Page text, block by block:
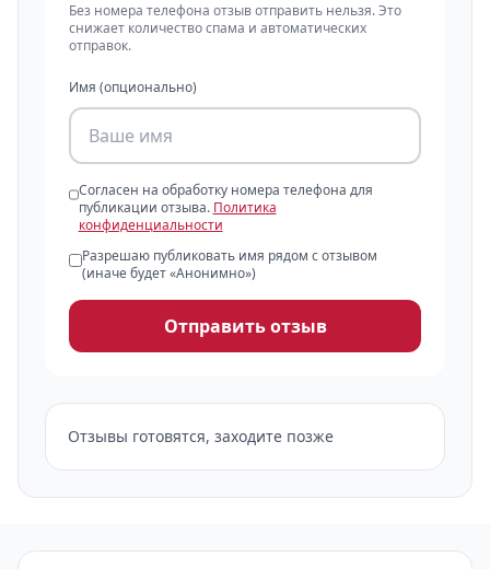
Без номера телефона отзыв отправить нельзя. Это
снижает количество спама и автоматических
отправок.
Имя (опционально)
Согласен на обработку номера телефона для
публикации отзыва. Политика
конфиденциальности
Разрешаю публиковать имя рядом с отзывом
(иначе будет «Анонимно»)
Отправить отзыв
Отзывы готовятся, заходите позже